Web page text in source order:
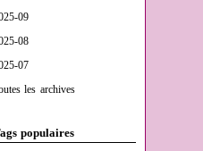
09
08
07
les archives
populaires